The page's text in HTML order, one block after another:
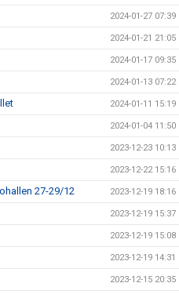
2024-01-27 07:39
2024-01-21 21:05
2024-01-17 09:35
2024-01-13 07:22
2024-01-11 15:19
2024-01-04 11:50
2023-12-23 10:13
2023-12-22 15:16
27-29/12 2023-12-19 18:16
2023-12-19 15:37
2023-12-19 15:08
2023-12-19 14:31
2023-12-15 20:35